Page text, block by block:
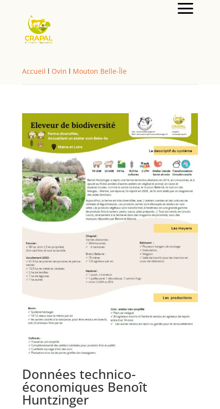
Accueil l Ovin l Mouton Belle-Île
Données technico-
économiques Benoît
Huntzinger